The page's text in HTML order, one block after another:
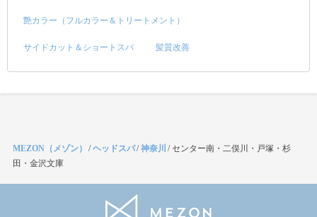
艶カラー（フルカラー＆トリートメント）
サイドカット＆ショートスパ 髪質改善
MEZON（メゾン） /ヘッドスパ/神奈川 / センター南・二俣川・戸塚・杉
田・金沢文庫